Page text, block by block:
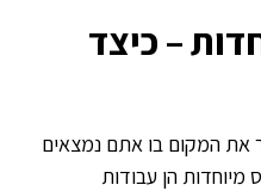
– כיצד
את המקום בו אתם נמצאים
הן עבודות